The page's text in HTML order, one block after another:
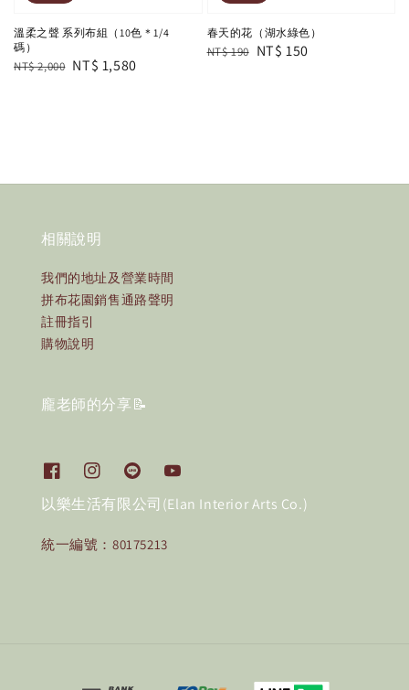
溫柔之聲 系列布組（10色＊1/4
碼）
Regular
NT$ 2,000 Sale
NT$ 1,580
春天的花（湖水綠色）
Regular
NT$ 190 Sale
NT$ 150
相關說明
我們的地址及營業時間
拼布花園銷售通路聲明
註冊指引
購物說明
龐老師的分享📝
以樂生活有限公司(Elan Interior Arts Co.)
統一編號：80175213